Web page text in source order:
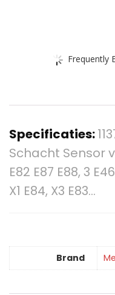
Frequently
Specificaties:
Schacht Sensor
E82 E87 E88, 3
X1 E84, X3 E83…
Brand